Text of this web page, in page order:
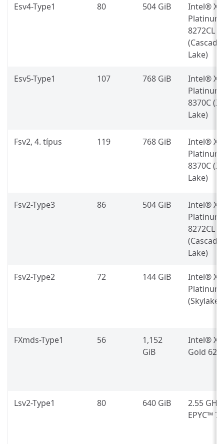
Esv4-Type1 80 504 GiB
Intel®
Platinum
8272CL
(Cascade
Lake)
Esv5-Type1 107 768 GiB
Intel®
Platinum
8370C
Lake)
Fsv2, 4. típus 119 768 GiB
Intel®
Platinum
8370C
Lake)
Fsv2-Type3 86 504 GiB
Intel®
Platinum
8272CL
(Cascade
Lake)
Fsv2-Type2 72 144 GiB
Intel®
Platinum
(Skylake)
FXmds-Type1 56
1,152
GiB
Intel®
Gold
Lsv2-Type1 80 640 GiB
2.55
EPYC™